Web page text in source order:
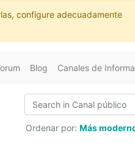
configure adecuadamente
Blog Canales de
Ordenar por: Más